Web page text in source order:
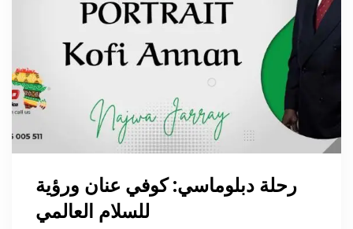
رحلة دبلوماسي: كوفي عنان ورؤية
للسلام العالمي